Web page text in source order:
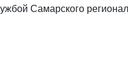
Самарского